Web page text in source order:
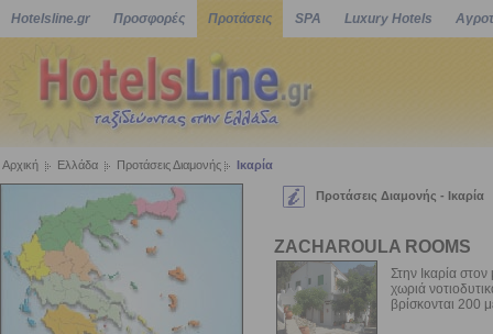
Hotelsline.gr Προσφορές Προτάσεις SPA Luxury Hotels
Αρχική Ελλάδα Προτάσεις Διαμονής Ικαρία
Προτάσεις Διαμονής - Ικαρία
ZACHAROULA ROOMS
Στην Ικαρία
χωριά
βρίσκονται 200